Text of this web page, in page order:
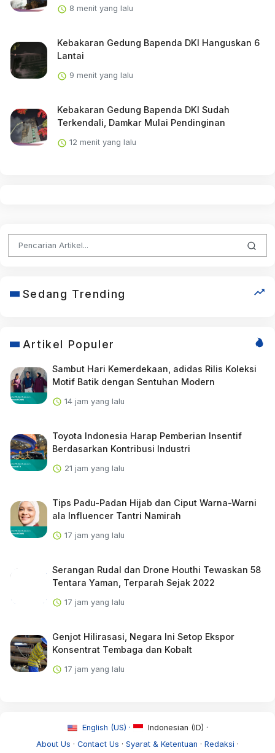
8 menit yang lalu
Kebakaran Gedung Bapenda DKI Hanguskan 6
Lantai
9 menit yang lalu
Kebakaran Gedung Bapenda DKI Sudah
Terkendali, Damkar Mulai Pendinginan
12 menit yang lalu
Sedang Trending
Artikel Populer
Sambut Hari Kemerdekaan, adidas Rilis Koleksi
Motif Batik dengan Sentuhan Modern
14 jam yang lalu
Toyota Indonesia Harap Pemberian Insentif
Berdasarkan Kontribusi Industri
21 jam yang lalu
Tips Padu-Padan Hijab dan Ciput Warna-Warni
ala Influencer Tantri Namirah
17 jam yang lalu
Serangan Rudal dan Drone Houthi Tewaskan 58
Tentara Yaman, Terparah Sejak 2022
17 jam yang lalu
Genjot Hilirasasi, Negara Ini Setop Ekspor
Konsentrat Tembaga dan Kobalt
17 jam yang lalu
English (US) ·
Indonesian (ID) ·
About Us · Contact Us · Syarat & Ketentuan · Redaksi ·